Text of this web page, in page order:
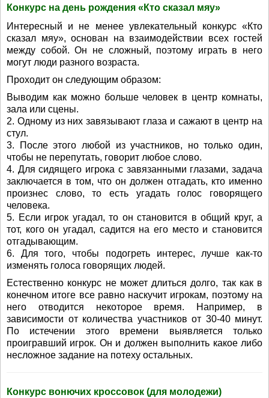
Конкурс на день рождения «Кто сказал мяу»
Интересный и не менее увлекательный конкурс «Кто
сказал мяу», основан на взаимодействии всех гостей
между собой. Он не сложный, поэтому играть в него
могут люди разного возраста.
Проходит он следующим образом:
Выводим как можно больше человек в центр комнаты,
зала или сцены.
2. Одному из них завязывают глаза и сажают в центр на
стул.
3. После этого любой из участников, но только один,
чтобы не перепутать, говорит любое слово.
4. Для сидящего игрока с завязанными глазами, задача
заключается в том, что он должен отгадать, кто именно
произнес слово, то есть угадать голос говорящего
человека.
5. Если игрок угадал, то он становится в общий круг, а
тот, кого он угадал, садится на его место и становится
отгадывающим.
6. Для того, чтобы подогреть интерес, лучше как-то
изменять голоса говорящих людей.
Естественно конкурс не может длиться долго, так как в
конечном итоге все равно наскучит игрокам, поэтому на
него отводится некоторое время. Например, в
зависимости от количества участников от 30-40 минут.
По истечении этого времени выявляется только
проигравший игрок. Он и должен выполнить какое либо
несложное задание на потеху остальных.
Конкурс вонючих кроссовок (для молодежи)